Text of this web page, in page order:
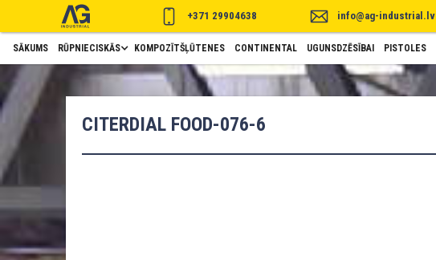
+371 29904638 info@ag-industrial.lv
SĀKUMS RŪPNIECISKĀS KOMPOZĪTŠĻŪTENES CONTINENTAL UGUNSDZĒSĪBAI PISTOLES
CITERDIAL FOOD-076-6